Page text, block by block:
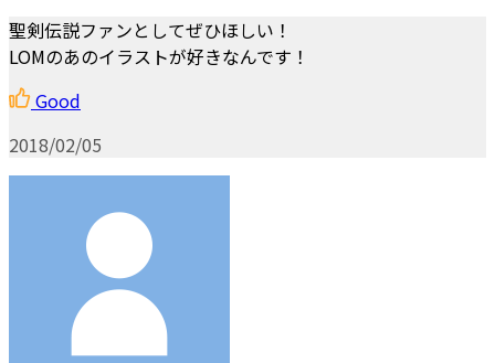
聖剣伝説ファンとしてぜひほしい！
LOMのあのイラストが好きなんです！
Good
2018/02/05